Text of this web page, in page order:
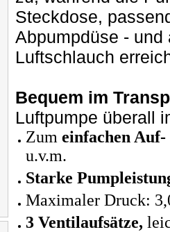
Steckdose,
Abpumpdüse -
Luftschlauch
Bequem im
Luftpumpe überall
Zum einfachen
u.v.m.
Starke
Maximaler Druck:
3 Ventilaufsätze,